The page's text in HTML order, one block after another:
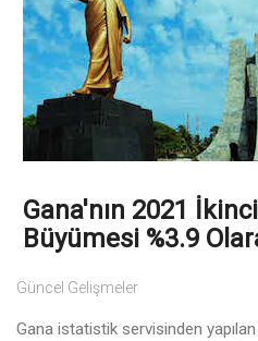
Gana'nın 2021
Büyümesi %3.9
Güncel Gelişmeler
Gana istatistik servisinden